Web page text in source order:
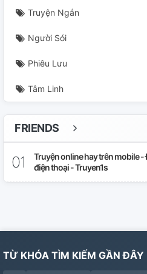
Truyện Ngắn
Người Sói
Phiêu Lưu
Tâm Linh
FRIENDS
Truyện online hay trên mobile
điện thoại - Truyen1s
TỪ KHÓA TÌM KIẾM GẦN ĐÂY